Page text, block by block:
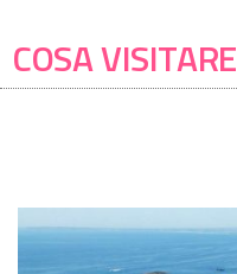
COSA VISITARE